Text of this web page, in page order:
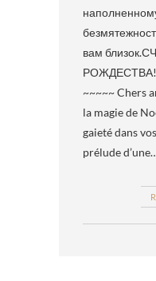
вам
~~~~~ Chers
la magie de
gaieté dans
prélude